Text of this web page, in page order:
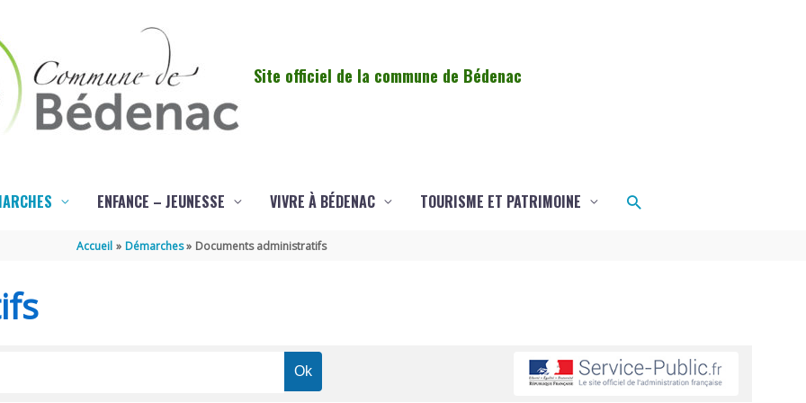
Site officiel de la commune de Bédenac
ENFANCE – JEUNESSE VIVRE À BÉDENAC TOURISME ET PATRIMOINE Rechercher
Accueil Démarches Documents administratifs